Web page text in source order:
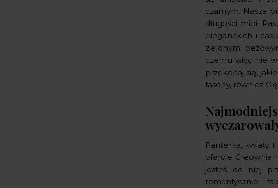
czarnym. Nasza
długości midi!
eleganckich i
zielonym,
czemu więc nie
przekonaj się,
fasony, również
Panterka, kwiaty,
ofercie Creownia
jesteś do niej
romantycznie -